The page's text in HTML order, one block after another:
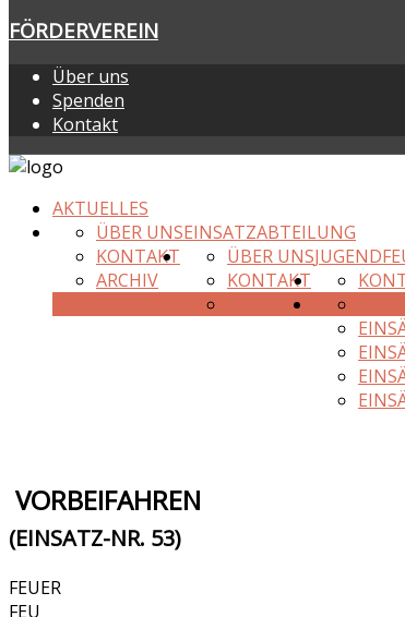
FÖRDERVEREIN
Über uns
Spenden
Kontakt
AKTUELLES
EINSATZABTEILUNG
ÜBER UNS
KONTAKT
ARCHIV
ÜBER UNS
KONTAKT
VORBEIFAHREN
(EINSATZ-NR. 53)
FEUER
FEU